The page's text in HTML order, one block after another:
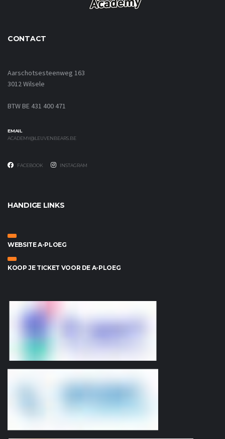
CONTACT
Aarschotsesteenweg 163
3012 Wilsele
BTW BE 431 400 471
EMAIL
ACADEMY@LEUVENBEARS.BE
FACEBOOK INSTAGRAM
HANDIGE LINKS
WEBSITE A-PLOEG
KOOP JE TICKET VOOR DE A-PLOEG